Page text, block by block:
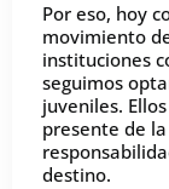
Por eso, hoy
movimiento
instituciones
seguimos
juveniles.
presente de
destino.